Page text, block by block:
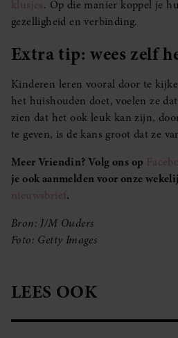
klusjes. Op die manier koppel je
gezelligheid en verbinding.
Extra tip: wees zelf
Kinderen leren vooral door te
het huishouden doet, voelen ze
zien dat het ook leuk kan zijn,
te geven, is de kans groot dat ze
Meer Vriendin? Volg ons op
je ook aanmelden voor onze
nieuwsbrief.
Bron: J/M Ouders
Foto: Getty Images
LEES OOK